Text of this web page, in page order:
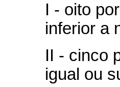
I - oito
inferior a
II - cinco
igual ou